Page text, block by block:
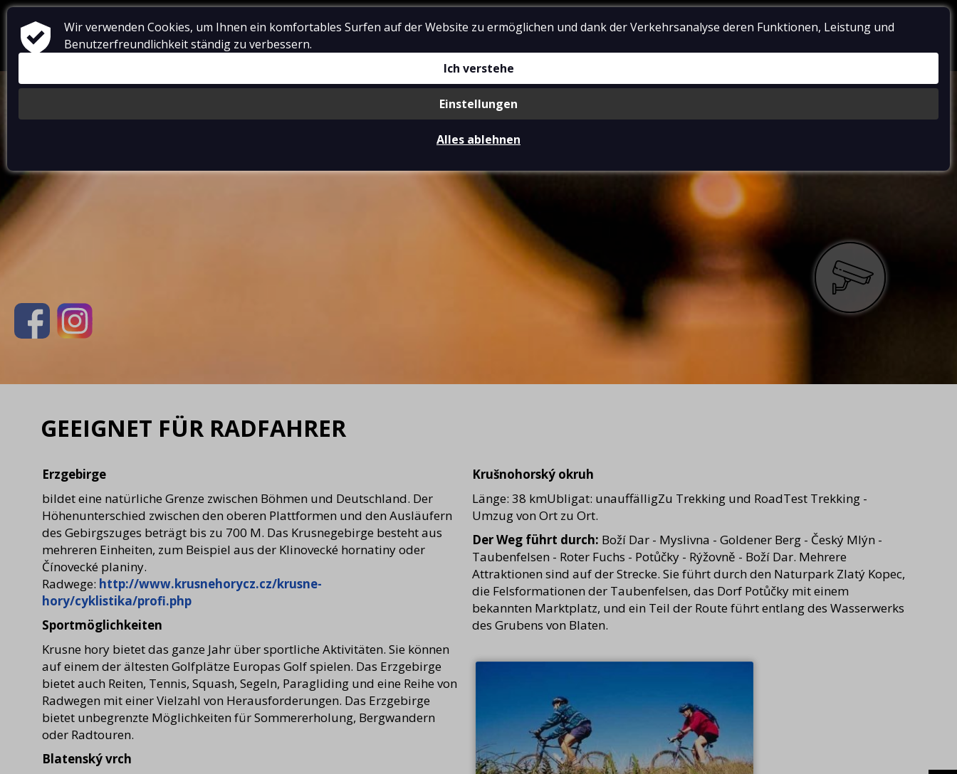
RESTAURANT UNTERKUNFT GALERIE VOUCHERS AKTIVITÄTEN AKTION KONTAKT WARENKORB
GEEIGNET FÜR RADFAHRER
Erzgebirge
bildet eine natürliche Grenze zwischen Böhmen und Deutschland. Der
Höhenunterschied zwischen den oberen Plattformen und den Ausläufern
des Gebirgszuges beträgt bis zu 700 M. Das Krusnegebirge besteht aus
mehreren Einheiten, zum Beispiel aus der Klinovecké hornatiny oder
Čínovecké planiny.
Radwege: http://www.krusnehorycz.cz/krusne-
hory/cyklistika/profi.php
Sportmöglichkeiten
Krusne hory bietet das ganze Jahr über sportliche Aktivitäten. Sie können
auf einem der ältesten Golfplätze Europas Golf spielen. Das Erzgebirge
bietet auch Reiten, Tennis, Squash, Segeln, Paragliding und eine Reihe von
Radwegen mit einer Vielzahl von Herausforderungen. Das Erzgebirge
bietet unbegrenzte Möglichkeiten für Sommererholung, Bergwandern
oder Radtouren.
Blatenský vrch
Krušnohorský okruh
Länge: 38 kmUbligat: unauffälligZu Trekking und RoadTest Trekking -
Umzug von Ort zu Ort.
Der Weg führt durch: Boží Dar - Myslivna - Goldener Berg - Český Mlýn -
Taubenfelsen - Roter Fuchs - Potůčky - Rýžovně - Boží Dar. Mehrere
Attraktionen sind auf der Strecke. Sie führt durch den Naturpark Zlatý Kopec,
die Felsformationen der Taubenfelsen, das Dorf Potůčky mit einem
bekannten Marktplatz, und ein Teil der Route führt entlang des Wasserwerks
des Grubens von Blaten.
Wir verwenden Cookies, um Ihnen ein komfortables Surfen auf der Website zu ermöglichen und dank der Verkehrsanalyse deren Funktionen, Leistung und
Benutzerfreundlichkeit ständig zu verbessern.
Ich verstehe
Einstellungen
Alles ablehnen